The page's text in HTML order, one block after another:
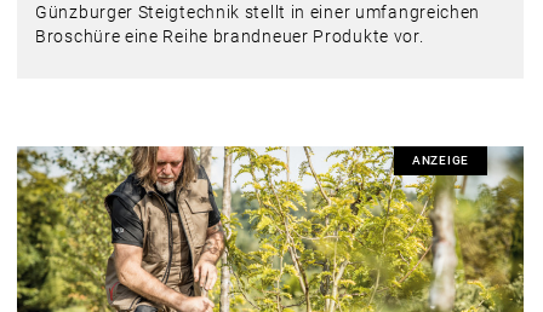
Günzburger Steigtechnik stellt in einer umfangreichen
Broschüre eine Reihe brandneuer Produkte vor.
ANZEIGE